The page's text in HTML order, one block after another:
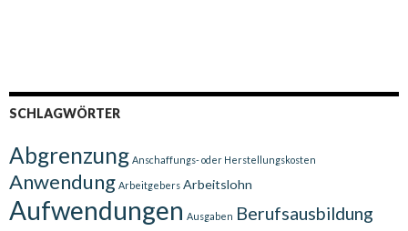
SCHLAGWÖRTER
Abgrenzung Anschaffungs- oder Herstellungskosten
Anwendung Arbeitgebers Arbeitslohn
Aufwendungen Ausgaben Berufsausbildung